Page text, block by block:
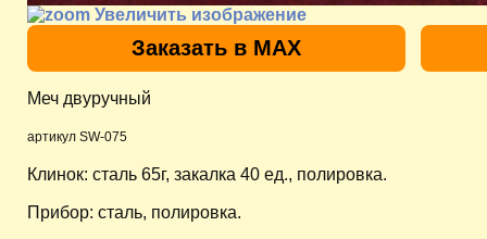
Увеличить изображение
Заказать в MAX
Меч двуручный
артикул SW-075
Клинок: сталь 65г, закалка 40 ед., полировка.
Прибор: сталь, полировка.